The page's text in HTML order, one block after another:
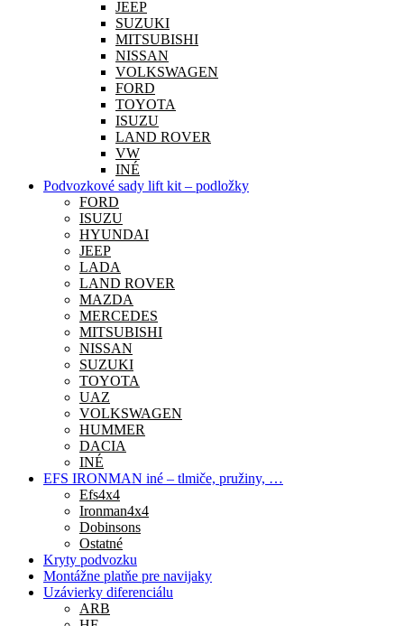
JEEP
SUZUKI
MITSUBISHI
NISSAN
VOLKSWAGEN
FORD
TOYOTA
ISUZU
LAND ROVER
VW
INÉ
Podvozkové sady lift kit – podložky
FORD
ISUZU
HYUNDAI
JEEP
LADA
LAND ROVER
MAZDA
MERCEDES
MITSUBISHI
NISSAN
SUZUKI
TOYOTA
UAZ
VOLKSWAGEN
HUMMER
DACIA
INÉ
EFS IRONMAN iné – tlmiče, pružiny, …
Efs4x4
Ironman4x4
Dobinsons
Ostatné
Kryty podvozku
Montážne platňe pre navijaky
Uzávierky diferenciálu
ARB